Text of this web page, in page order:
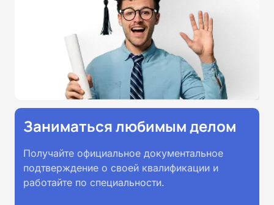
Заниматься любимым делом
Получайте официальное документальное
подтверждение о своей квалификации и
работайте по специальности.